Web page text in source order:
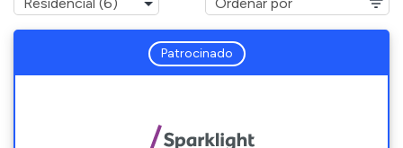
Patrocinado